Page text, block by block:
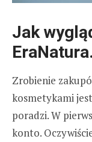
Jak
Zrobienie
kosmetykami
poradzi. W
konto.